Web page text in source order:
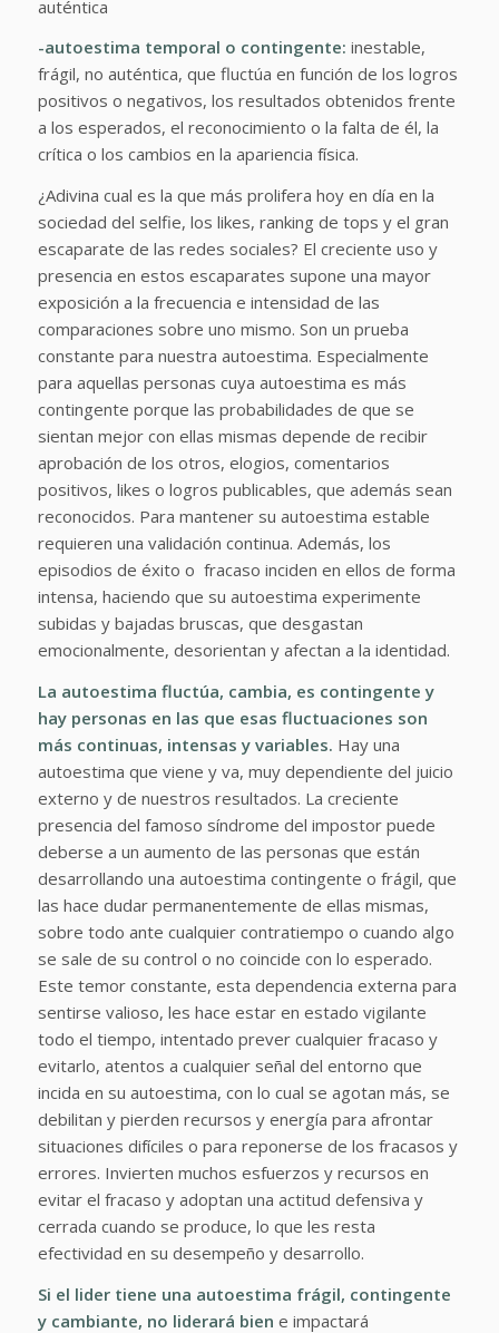
auténtica
-autoestima temporal o contingente: inestable,
frágil, no auténtica, que fluctúa en función de los logros
positivos o negativos, los resultados obtenidos frente
a los esperados, el reconocimiento o la falta de él, la
crítica o los cambios en la apariencia física.
¿Adivina cual es la que más prolifera hoy en día en la
sociedad del selfie, los likes, ranking de tops y el gran
escaparate de las redes sociales? El creciente uso y
presencia en estos escaparates supone una mayor
exposición a la frecuencia e intensidad de las
comparaciones sobre uno mismo. Son un prueba
constante para nuestra autoestima. Especialmente
para aquellas personas cuya autoestima es más
contingente porque las probabilidades de que se
sientan mejor con ellas mismas depende de recibir
aprobación de los otros, elogios, comentarios
positivos, likes o logros publicables, que además sean
reconocidos. Para mantener su autoestima estable
requieren una validación continua. Además, los
episodios de éxito o fracaso inciden en ellos de forma
intensa, haciendo que su autoestima experimente
subidas y bajadas bruscas, que desgastan
emocionalmente, desorientan y afectan a la identidad.
La autoestima fluctúa, cambia, es contingente y
hay personas en las que esas fluctuaciones son
más continuas, intensas y variables. Hay una
autoestima que viene y va, muy dependiente del juicio
externo y de nuestros resultados. La creciente
presencia del famoso síndrome del impostor puede
deberse a un aumento de las personas que están
desarrollando una autoestima contingente o frágil, que
las hace dudar permanentemente de ellas mismas,
sobre todo ante cualquier contratiempo o cuando algo
se sale de su control o no coincide con lo esperado.
Este temor constante, esta dependencia externa para
sentirse valioso, les hace estar en estado vigilante
todo el tiempo, intentado prever cualquier fracaso y
evitarlo, atentos a cualquier señal del entorno que
incida en su autoestima, con lo cual se agotan más, se
debilitan y pierden recursos y energía para afrontar
situaciones difíciles o para reponerse de los fracasos y
errores. Invierten muchos esfuerzos y recursos en
evitar el fracaso y adoptan una actitud defensiva y
cerrada cuando se produce, lo que les resta
efectividad en su desempeño y desarrollo.
Si el lider tiene una autoestima frágil, contingente
y cambiante, no liderará bien e impactará